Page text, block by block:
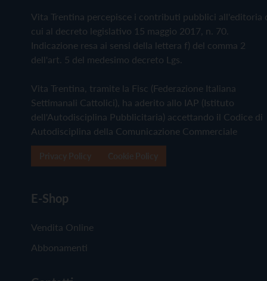
Vita Trentina percepisce i contributi pubblici all'editoria
cui al decreto legislativo 15 maggio 2017, n. 70.
Indicazione resa ai sensi della lettera f) del comma 2
dell'art. 5 del medesimo decreto Lgs.
Vita Trentina, tramite la Fisc (Federazione Italiana
Settimanali Cattolici), ha aderito allo IAP (Istituto
dell'Autodisciplina Pubblicitaria) accettando il Codice di
Autodisciplina della Comunicazione Commerciale
E-Shop
Vendita Online
Abbonamenti